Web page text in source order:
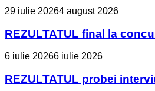
29 iulie 20264 august 2026
REZULTATUL final la
6 iulie 20266 iulie 2026
REZULTATUL probei